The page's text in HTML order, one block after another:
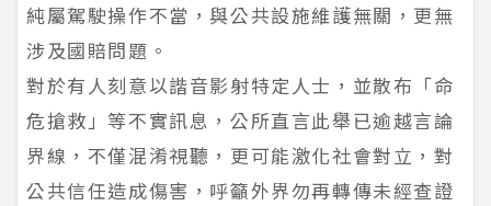
純屬駕駛操作不當，與公共設施維護無關，更無
涉及國賠問題。
對於有人刻意以諧音影射特定人士，並散布「命
危搶救」等不實訊息，公所直言此舉已逾越言論
界線，不僅混淆視聽，更可能激化社會對立，對
公共信任造成傷害，呼籲外界勿再轉傳未經查證